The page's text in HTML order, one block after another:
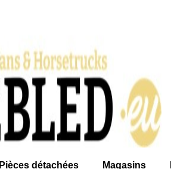
Pièces détachées Magasins